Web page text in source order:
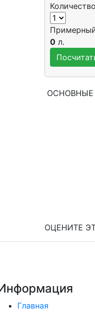
0 л.
ОСНОВНЫЕ
ОЦЕНИТЕ
Главная